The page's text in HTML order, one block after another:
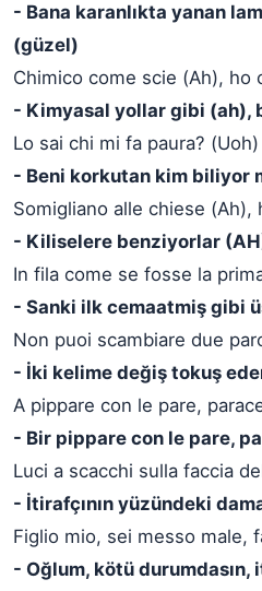
- Bana karanlıkta yanan
(güzel)
Chimico come scie (Ah), ho
- Kimyasal yollar gibi (ah),
Lo sai chi mi fa paura?
- Beni korkutan kim biliyor
Somigliano alle chiese
- Kiliselere benziyorlar
In fila come se fosse la
- Sanki ilk cemaatmiş gibi
Non puoi scambiare due
- İki kelime değiş tokuş
A pippare con le pare,
- Bir pippare con le pare,
Luci a scacchi sulla faccia
- İtirafçının yüzündeki
Figlio mio, sei messo male,
- Oğlum, kötü